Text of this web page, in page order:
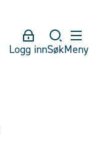
Logg innSøkMeny